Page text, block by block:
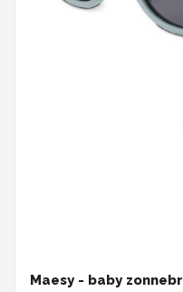
Maesy - baby